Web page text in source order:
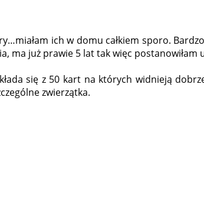
ich w domu całkiem sporo.
ma już prawie 5 lat tak więc
się z 50 kart na których widnieją
zwierzątka.